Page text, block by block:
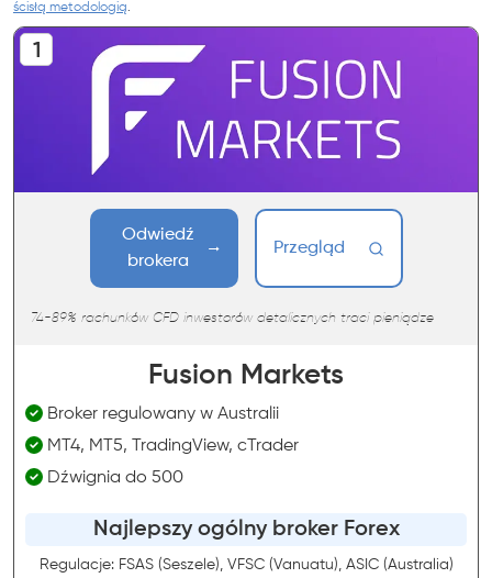
ścisłą metodologią.
Odwiedź
brokera
Przegląd
74-89% rachunków CFD inwestorów detalicznych traci pieniądze
Fusion Markets
Broker regulowany w Australii
MT4, MT5, TradingView, cTrader
Dźwignia do 500
Najlepszy ogólny broker Forex
Regulacje: FSAS (Seszele), VFSC (Vanuatu), ASIC (Australia)